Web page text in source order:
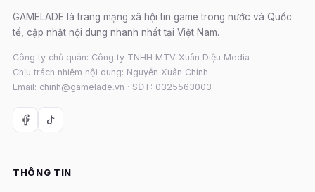
GAMELADE là trang mạng xã hội tin game trong nước và Quốc
tế, cập nhật nội dung nhanh nhất tại Việt Nam.
Công ty chủ quản: Công ty TNHH MTV Xuân Diệu Media
Chịu trách nhiệm nội dung: Nguyễn Xuân Chính
Email: chinh@gamelade.vn · SĐT: 0325563003
THÔNG TIN